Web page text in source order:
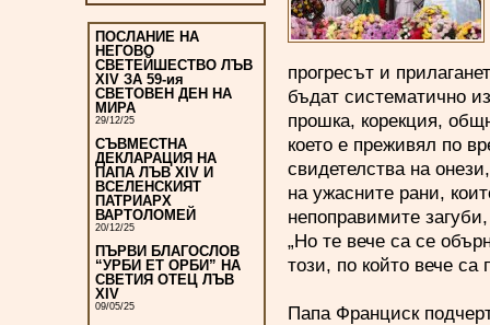
ПОСЛАНИЕ НА
НЕГОВО
СВЕТЕЙШЕСТВО ЛЪВ
XIV ЗА 59-ия
СВЕТОВЕН ДЕН НА
МИРА
29/12/25
СЪВМЕСТНА
ДЕКЛАРАЦИЯ НА
ПАПА ЛЪВ XIV И
ВСЕЛЕНСКИЯТ
ПАТРИАРХ
ВАРТОЛОМЕЙ
20/12/25
ПЪРВИ БЛАГОСЛОВ
“УРБИ ЕТ ОРБИ” НА
СВЕТИЯ ОТЕЦ ЛЪВ
XIV
09/05/25
прогресът и
бъдат систематично
прошка, корекция,
което е преживял по
свидетелства на
на ужасните рани,
непоправимите
„Но те вече са се
този, по който вече са
Папа Франциск